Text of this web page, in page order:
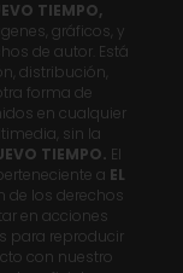
TIEMPO,
gráficos, y
de autor. Está
distribución,
forma de
en cualquier
sin la
TIEMPO. El
a EL
de los derechos
en acciones
para reproducir
con nuestro